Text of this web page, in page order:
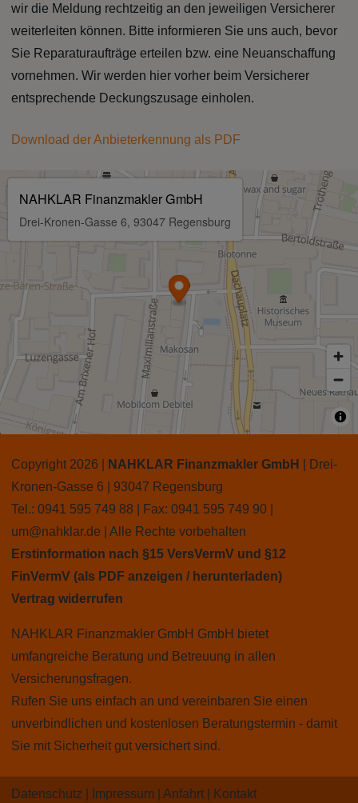
wir die Meldung rechtzeitig an den jeweiligen Versicherer
weiterleiten können. Bitte informieren Sie uns auch, bevor
Sie Reparaturaufträge erteilen bzw. eine Neuanschaffung
vornehmen. Wir werden hier vorher beim Versicherer
entsprechende Deckungszusage einholen.
Download der Anbieterkennung als PDF
Copyright 2026 | NAHKLAR Finanzmakler GmbH
| Drei-
Kronen-Gasse 6 | 93047 Regensburg
Tel.: 0941 595 749 88 | Fax: 0941 595 749 90 |
um@nahklar.de | Alle Rechte vorbehalten
Erstinformation nach §15 VersVermV und §12
FinVermV (als PDF anzeigen / herunterladen)
Vertrag widerrufen
NAHKLAR Finanzmakler GmbH GmbH bietet
umfangreiche Beratung und Betreuung in allen
Versicherungsfragen.
Rufen Sie uns einfach an und vereinbaren Sie einen
unverbindlichen und kostenlosen Beratungstermin - damit
Sie mit Sicherheit gut versichert sind.
Datenschutz Impressum Anfahrt Kontakt